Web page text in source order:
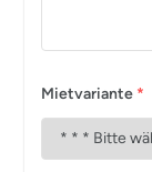
Mietvariante *